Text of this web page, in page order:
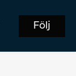
Följ